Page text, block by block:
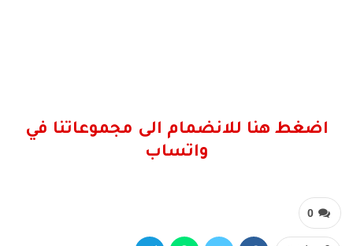
اضغط هنا للانضمام الى مجموعاتنا في
واتساب
0